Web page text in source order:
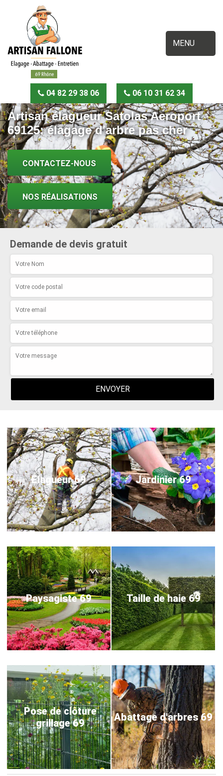
MENU
04 82 29 38 06 06 10 31 62 34
Artisan élagueur Satolas Aeroport
69125: élagage d'arbre pas cher
CONTACTEZ-NOUS
NOS RÉALISATIONS
Demande de devis gratuit
Elagueur 69 Jardinier 69
Paysagiste 69 Taille de haie 69
Pose de clôture
grillage 69
Abattage d'arbres 69